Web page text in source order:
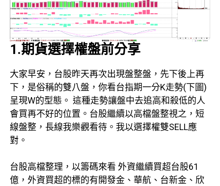
1.期貨選擇權盤前分享
大家早安，台股昨天再次出現盤整盤，先下後上再
下，是俗稱的雙八盤，你看台指期一分K走勢(下圖)
呈現W的型態。 這種走勢讓盤中去追高和殺低的人
會買再不好的位置。台股繼續以高檔盤整視之，短
線盤整，長線我樂觀看待。我以選擇權雙SELL應
對。
台股高檔整理，以籌碼來看 外資繼續買超台股61
億，外資買超的標的有開發金、華航、台新金、欣